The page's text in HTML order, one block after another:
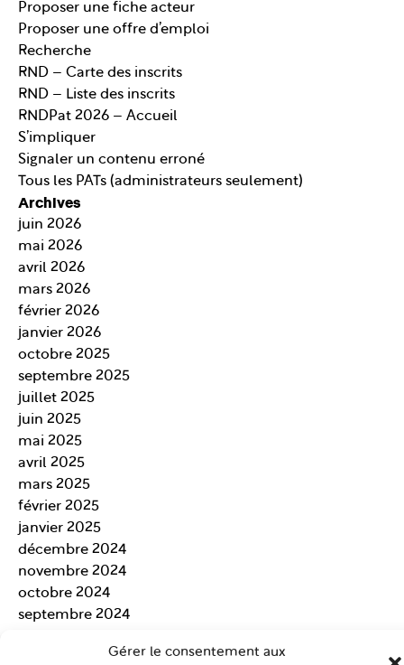
Gérer le consentement aux
Proposer une fiche acteur
Proposer une offre d’emploi
Recherche
RND – Carte des inscrits
RND – Liste des inscrits
RNDPat 2026 – Accueil
S’impliquer
Signaler un contenu erroné
Tous les PATs (administrateurs seulement)
Archives
juin 2026
mai 2026
avril 2026
mars 2026
février 2026
janvier 2026
octobre 2025
septembre 2025
juillet 2025
juin 2025
mai 2025
avril 2025
mars 2025
février 2025
janvier 2025
décembre 2024
novembre 2024
octobre 2024
septembre 2024